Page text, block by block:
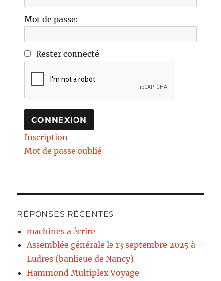
Mot de passe:
Rester connecté
CONNEXION
Inscription
Mot de passe oublié
RÉPONSES RÉCENTES
machines a écrire
Assemblée générale le 13 septembre 2025 à
Ludres (banlieue de Nancy)
Hammond Multiplex Voyage